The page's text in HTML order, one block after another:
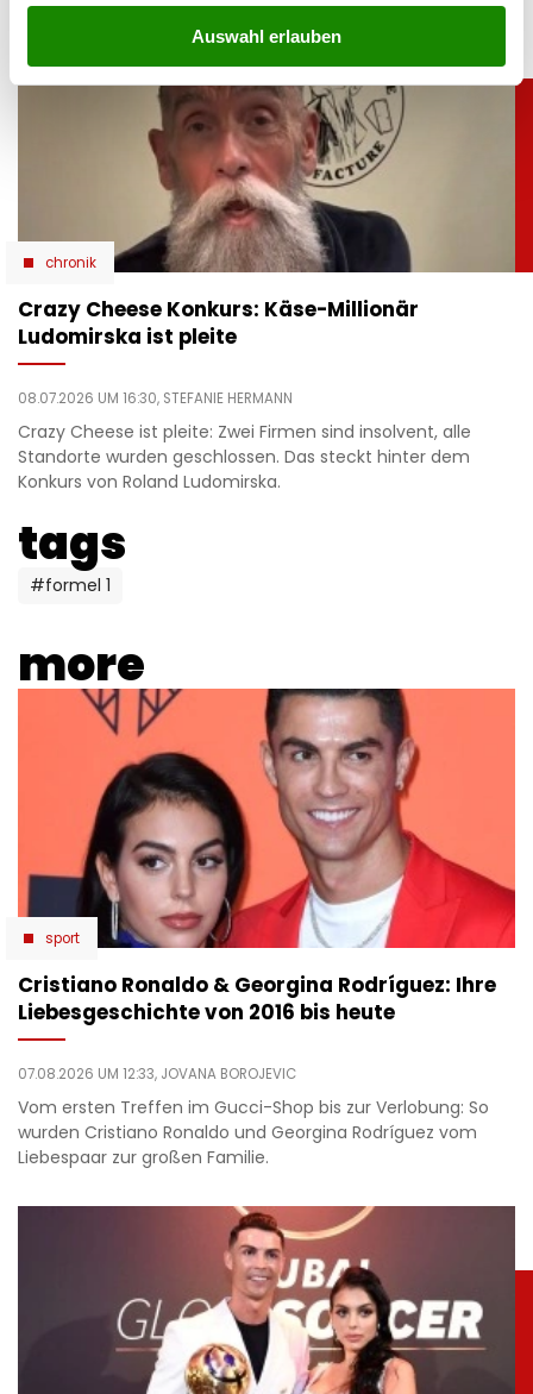
Auswahl erlauben
chronik
Crazy Cheese Konkurs: Käse-Millionär
Ludomirska ist pleite
08.07.2026 UM 16:30, STEFANIE HERMANN
Crazy Cheese ist pleite: Zwei Firmen sind insolvent, alle
Standorte wurden geschlossen. Das steckt hinter dem
Konkurs von Roland Ludomirska.
tags
#formel 1
more
sport
Cristiano Ronaldo & Georgina Rodríguez: Ihre
Liebesgeschichte von 2016 bis heute
07.08.2026 UM 12:33, JOVANA BOROJEVIC
Vom ersten Treffen im Gucci-Shop bis zur Verlobung: So
wurden Cristiano Ronaldo und Georgina Rodríguez vom
Liebespaar zur großen Familie.